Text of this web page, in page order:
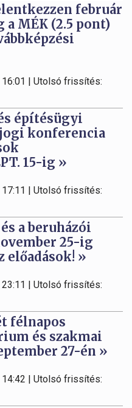
február
a MÉK (2.5 pont)
| Utolsó frissítés:
építésügyi
konferencia
15-ig »
| Utolsó frissítés:
a beruházói
25-ig
előadások! »
| Utolsó frissítés:
félnapos
és szakmai
27-én »
| Utolsó frissítés: